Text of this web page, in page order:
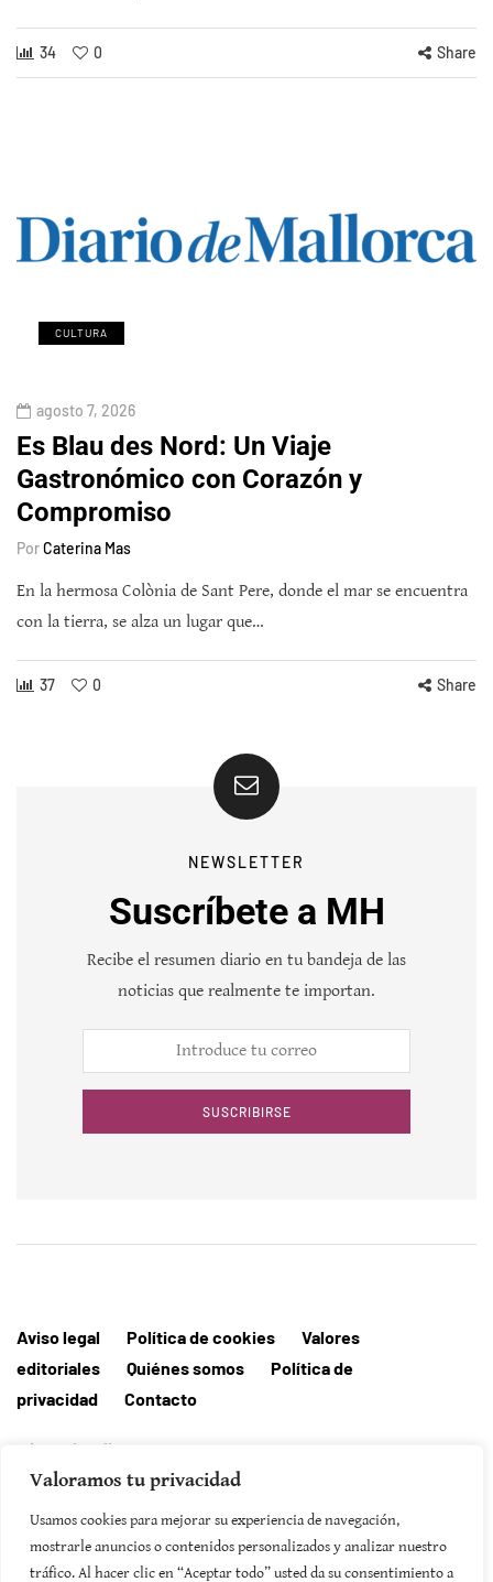
Valoramos tu privacidad
Usamos cookies para mejorar su experiencia de navegación,
mostrarle anuncios o contenidos personalizados y analizar nuestro
tráfico. Al hacer clic en “Aceptar todo” usted da su consentimiento a
34 0 Share
CULTURA
agosto 7, 2026
Es Blau des Nord: Un Viaje
Gastronómico con Corazón y
Compromiso
PorCaterina Mas
En la hermosa Colònia de Sant Pere, donde el mar se encuentra
con la tierra, se alza un lugar que…
37 0 Share
NEWSLETTER
Suscríbete a MH
Recibe el resumen diario en tu bandeja de las
noticias que realmente te importan.
SUSCRIBIRSE
Aviso legal Política de cookies
Valores
editoriales
Quiénes somos
Política de
privacidad
Contacto
Editorial MallorcaHora
SUSCRIBIRSE